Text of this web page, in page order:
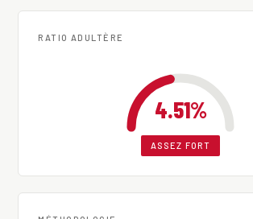
RATIO ADULTÈRE
4.51%
ASSEZ FORT